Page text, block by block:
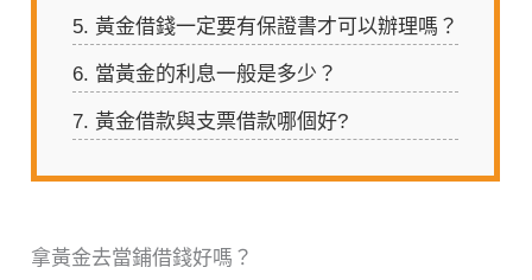
5. 黃金借錢一定要有保證書才可以辦理嗎？
6. 當黃金的利息一般是多少？
7. 黃金借款與支票借款哪個好?
拿黃金去當鋪借錢好嗎？